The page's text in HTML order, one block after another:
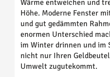
Wärme entweichen und
Höhe. Moderne Fenster
und gut gedämmten
enormen Unterschied
im Winter drinnen und im
nicht nur Ihren
Umwelt zugutekommt.